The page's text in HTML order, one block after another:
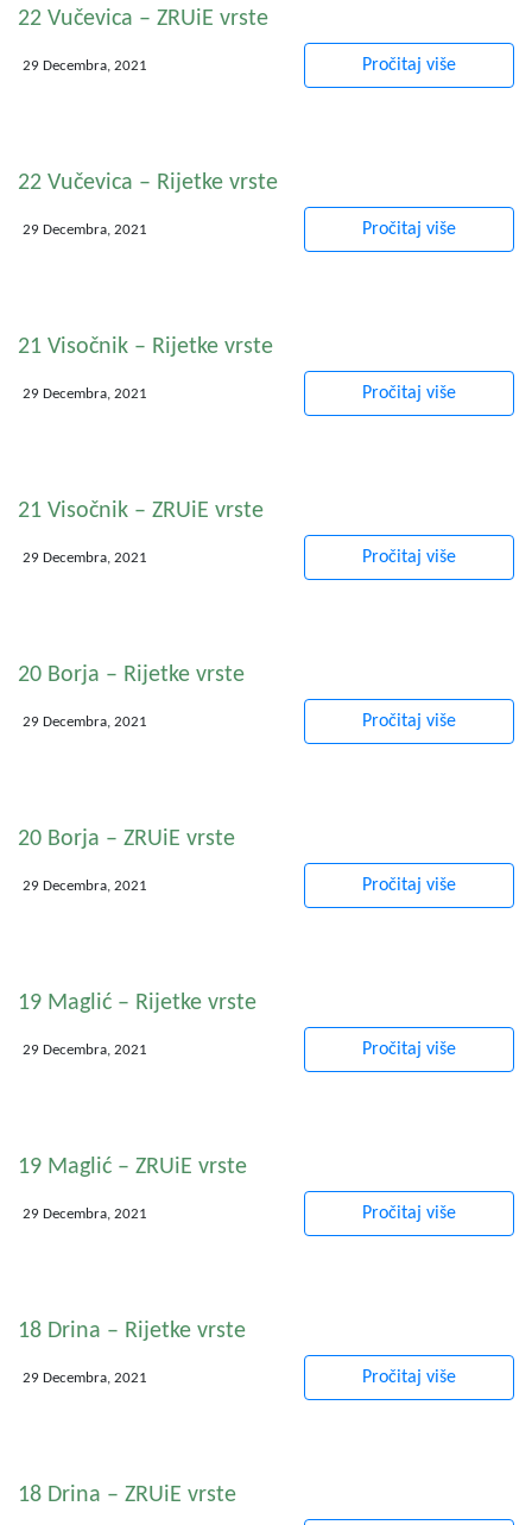
22 Vučevica – ZRUiE vrste
29 Decembra, 2021 Pročitaj više
22 Vučevica – Rijetke vrste
29 Decembra, 2021 Pročitaj više
21 Visočnik – Rijetke vrste
29 Decembra, 2021 Pročitaj više
21 Visočnik – ZRUiE vrste
29 Decembra, 2021 Pročitaj više
20 Borja – Rijetke vrste
29 Decembra, 2021 Pročitaj više
20 Borja – ZRUiE vrste
29 Decembra, 2021 Pročitaj više
19 Maglić – Rijetke vrste
29 Decembra, 2021 Pročitaj više
19 Maglić – ZRUiE vrste
29 Decembra, 2021 Pročitaj više
18 Drina – Rijetke vrste
29 Decembra, 2021 Pročitaj više
18 Drina – ZRUiE vrste